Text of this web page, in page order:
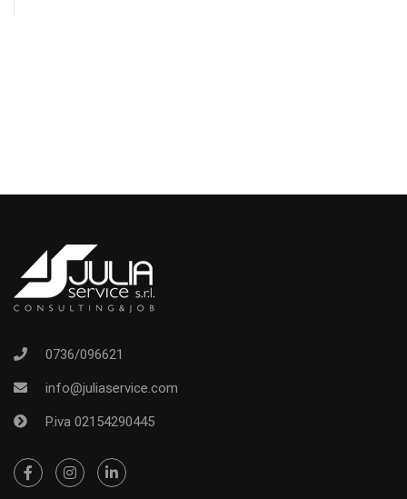
0736/096621
info@juliaservice.com
P.iva 02154290445